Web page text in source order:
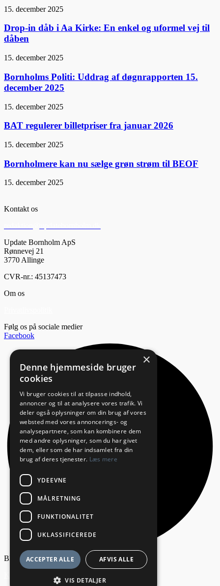
15. december 2025
Drop-in dåb i Aa Kirke: En enkel og uformel vej til
dåben
15. december 2025
Bornholms Politi: Uddrag af døgnrapporten 15.
december 2025
15. december 2025
BAT regulerer billetpriser fra januar 2026
15. december 2025
Bornholmere kan nu sælge grøn strøm til BEOF
15. december 2025
Kontakt os
Update Bornholm ApS
Rønnevej 21
3770 Allinge
CVR-nr.: 45137473
Om os
Følg os på sociale medier
Facebook
Bliv annoncør
×
Denne hjemmeside bruger
cookies
Vi bruger cookies til at tilpasse indhold,
annoncer og til at analysere vores trafik. Vi
deler også oplysninger om din brug af vores
websted med vores annoncerings- og
analysepartnere, som kan kombinere dem
med andre oplysninger, som du har givet
dem, eller som de har indsamlet fra din
brug af deres tjenester. Læs mere
YDEEVNE
MÅLRETNING
FUNKTIONALITET
UKLASSIFICEREDE
ACCEPTER ALLE AFVIS ALLE
VIS DETALJER